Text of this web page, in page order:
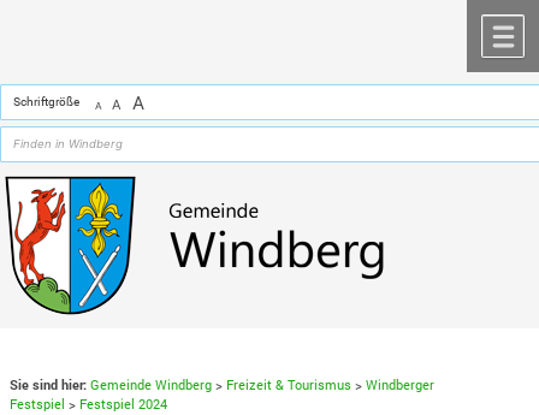
Schriftgröße A A A
Sie sind hier: Gemeinde Windberg > Freizeit & Tourismus >Windberger
Festspiel > Festspiel 2024